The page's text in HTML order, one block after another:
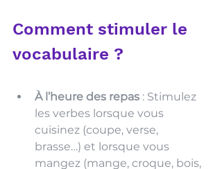
Comment stimuler le
vocabulaire ?
À l’heure des repas : Stimulez
les verbes lorsque vous
cuisinez (coupe, verse,
brasse…) et lorsque vous
mangez (mange, croque, bois,